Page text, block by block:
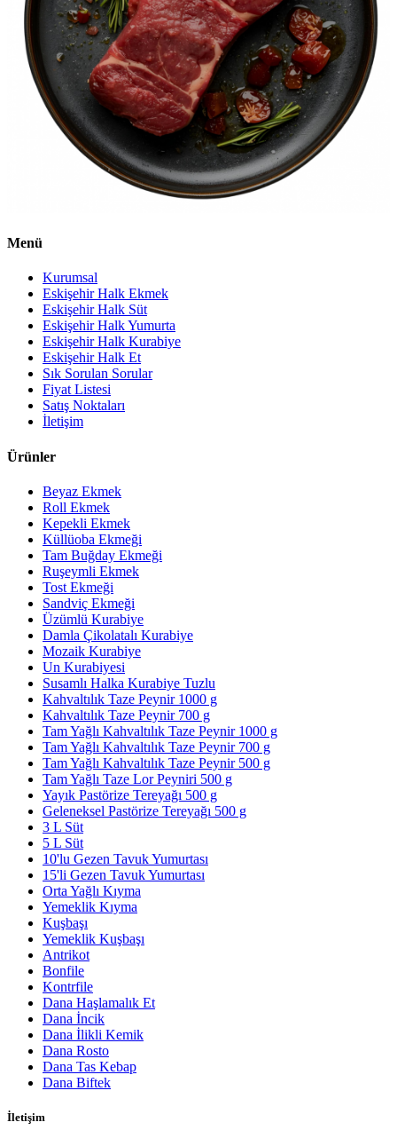
Menü
Kurumsal
Eskişehir Halk Ekmek
Eskişehir Halk Süt
Eskişehir Halk Yumurta
Eskişehir Halk Kurabiye
Eskişehir Halk Et
Sık Sorulan Sorular
Fiyat Listesi
Satış Noktaları
İletişim
Ürünler
Beyaz Ekmek
Roll Ekmek
Kepekli Ekmek
Küllüoba Ekmeği
Tam Buğday Ekmeği
Ruşeymli Ekmek
Tost Ekmeği
Sandviç Ekmeği
Üzümlü Kurabiye
Damla Çikolatalı Kurabiye
Mozaik Kurabiye
Un Kurabiyesi
Susamlı Halka Kurabiye Tuzlu
Kahvaltılık Taze Peynir 1000 g
Kahvaltılık Taze Peynir 700 g
Tam Yağlı Kahvaltılık Taze Peynir 1000 g
Tam Yağlı Kahvaltılık Taze Peynir 700 g
Tam Yağlı Kahvaltılık Taze Peynir 500 g
Tam Yağlı Taze Lor Peyniri 500 g
Yayık Pastörize Tereyağı 500 g
Geleneksel Pastörize Tereyağı 500 g
3 L Süt
5 L Süt
10'lu Gezen Tavuk Yumurtası
15'li Gezen Tavuk Yumurtası
Orta Yağlı Kıyma
Yemeklik Kıyma
Kuşbaşı
Yemeklik Kuşbaşı
Antrikot
Bonfile
Kontrfile
Dana Haşlamalık Et
Dana İncik
Dana İlikli Kemik
Dana Rosto
Dana Tas Kebap
Dana Biftek
İletişim